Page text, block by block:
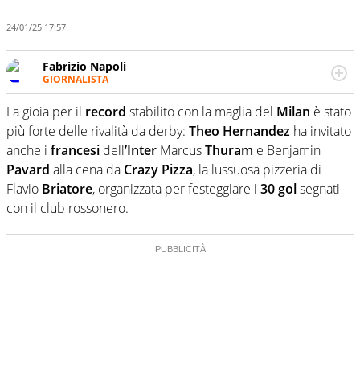
24/01/25 17:57
Fabrizio Napoli
GIORNALISTA
Giornalista professionista, per Virgilio Sport segue anche
il calcio ma è con la pallanuoto che esalta competenze e
passioni. Cura la comunicazione di HaBaWaBa, il più
grande festival di waterpolo per bambini al mondo
La gioia per il record stabilito con la maglia del Milan è stato
più forte delle rivalità da derby: Theo Hernandez ha invitato
anche i francesi dell’Inter MarcusThuram e Benjamin
Pavard alla cena da Crazy Pizza, la lussuosa pizzeria di
Flavio Briatore, organizzata per festeggiare i 30golsegnati
con il club rossonero.